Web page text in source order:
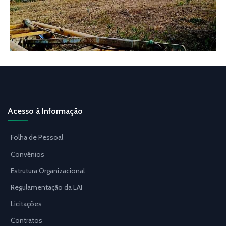
Acesso à Informação
Folha de Pessoal
Convênios
Estrutura Organizacional
Regulamentação da LAI
Licitações
Contratos